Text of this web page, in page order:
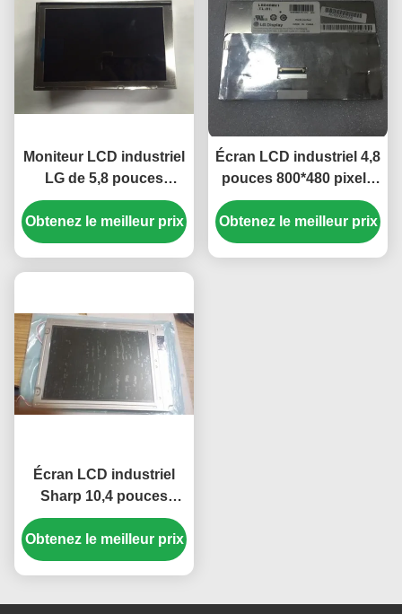
Moniteur LCD industriel
LG de 5,8 pouces
470cd/m2 avec
connecteur 40 broches
pour navigateur GPS de
Obtenez le meilleur prix
Écran LCD industriel 4,8
pouces 800*480 pixels
avec rétroéclairage
WLED, panneau TFT-
LCD pour UMPC
Obtenez le meilleur prix
Écran LCD industriel
Sharp 10,4 pouces
haute luminosité
350cd/m2 avec une
résolution de 640*480
Obtenez le meilleur prix